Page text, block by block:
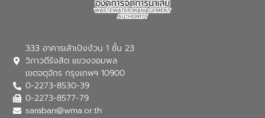
เทคโนโลยีการปรับปรุงคุณภาพน้ำ (Water
Reuse) และพัฒนารูปแบบการดำเนินงาน
ใช้น้ำที่พุ่งสูงขึ้นจากการขยายตัวของ
การองค์การจัดการน้ำเสีย กล่าวถึงภารกิจ
333 อาคารเล้าเป้งง้วน 1 ชั้น 23
วิภาวดีรังสิต แขวงจอมพล
เขตจตุจักร กรุงเทพฯ 10900
0-2273-8530-39
0-2273-8577-79
saraban@wma.or.th